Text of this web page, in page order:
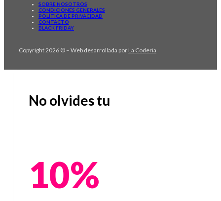
SOBRE NOSOTROS
CONDICIONES GENERALES
POLÍTICA DE PRIVACIDAD
CONTACTO
BLACK FRIDAY
Copyright 2026 © – Web desarrollada por La Coderia
No olvides tu
10%